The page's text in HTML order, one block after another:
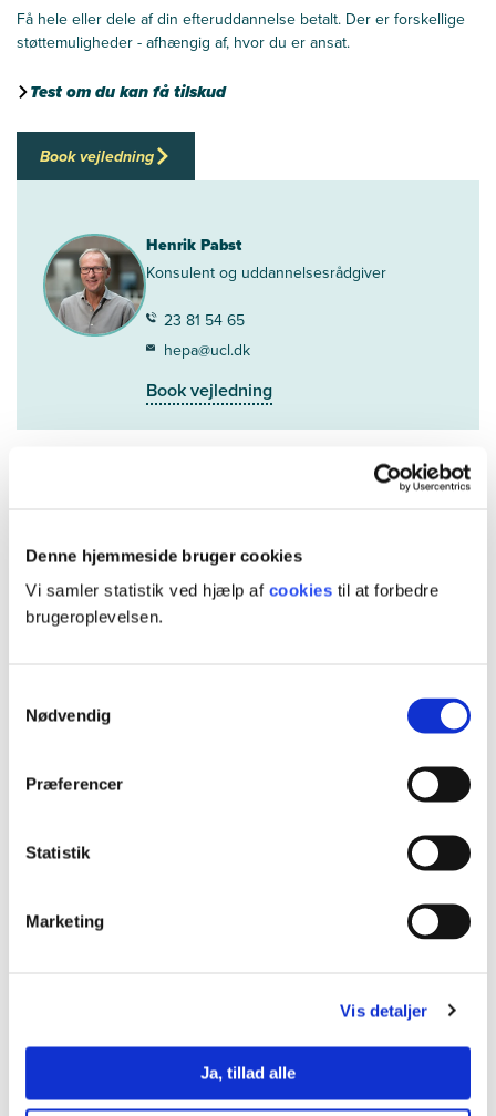
Denne hjemmeside bruger cookies
Vi samler statistik ved hjælp af cookies til at forbedre
brugeroplevelsen.
Nødvendig
Præferencer
Statistik
Marketing
Vis detaljer
Ja, tillad alle
Få hele eller dele af din efteruddannelse betalt. Der er forskellige
støttemuligheder - afhængig af, hvor du er ansat.
Test om du kan få tilskud
Book vejledning
Henrik Pabst
Konsulent og uddannelsesrådgiver
23 81 54 65
hepa@ucl.dk
Book vejledning
Kontakt
Faglig vejledning
Vejledning om ansøgning
65 43 48 92
amfj@ucl.dk